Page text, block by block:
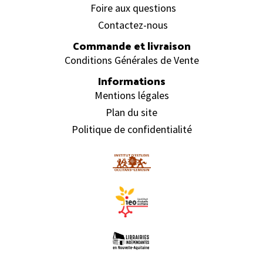
Foire aux questions
Contactez-nous
Commande et livraison
Conditions Générales de Vente
Informations
Mentions légales
Plan du site
Politique de confidentialité